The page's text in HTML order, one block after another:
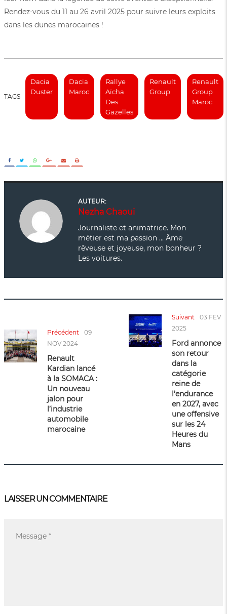
Rendez-vous du 11 au 26 avril 2025 pour suivre leurs exploits
dans les dunes marocaines !
TAGS
Dacia
Duster
Dacia
Maroc
Rallye
Aïcha
Des
Gazelles
Renault
Group
Renault
Group
Maroc
AUTEUR:
Nezha Chaoui
Journaliste et animatrice. Mon
métier est ma passion ... Âme
rêveuse et joyeuse, mon bonheur ?
Les voitures.
Précédent
09
NOV 2024
Renault
Kardian lancé
à la SOMACA :
Un nouveau
jalon pour
l’industrie
automobile
marocaine
Suivant
03 FÉV
2025
Ford annonce
son retour
dans la
catégorie
reine de
l’endurance
en 2027, avec
une offensive
sur les 24
Heures du
Mans
LAISSER UN COMMENTAIRE